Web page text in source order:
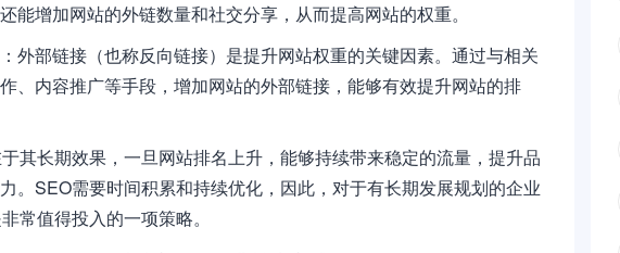
能增加网站的外链数量和社交分享，从而提高网站的权重。
外部链接（也称反向链接）是提升网站权重的关键因素。通过与相关
、内容推广等手段，增加网站的外部链接，能够有效提升网站的排
其长期效果，一旦网站排名上升，能够持续带来稳定的流量，提升品
。SEO需要时间积累和持续优化，因此，对于有长期发展规划的企业
常值得投入的一项策略。